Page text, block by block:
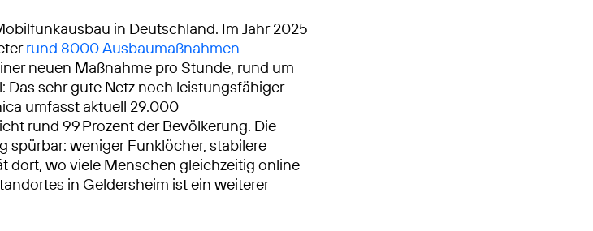
in Deutschland. Im Jahr 2025
rund 8000 Ausbaumaßnahmen
neuen Maßnahme pro Stunde, rund um
Das sehr gute Netz noch leistungsfähiger
umfasst aktuell 29.000
rund 99 Prozent der Bevölkerung. Die
spürbar: weniger Funklöcher, stabilere
dort, wo viele Menschen gleichzeitig online
in Geldersheim ist ein weiterer